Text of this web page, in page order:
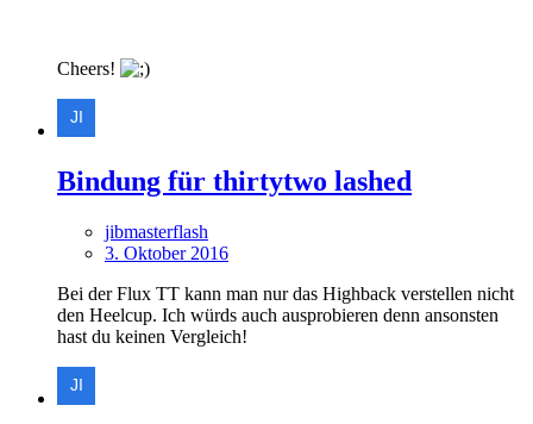
Cheers!
Bindung für thirtytwo lashed
jibmasterflash
3. Oktober 2016
Bei der Flux TT kann man nur das Highback verstellen nicht
den Heelcup. Ich würds auch ausprobieren denn ansonsten
hast du keinen Vergleich!